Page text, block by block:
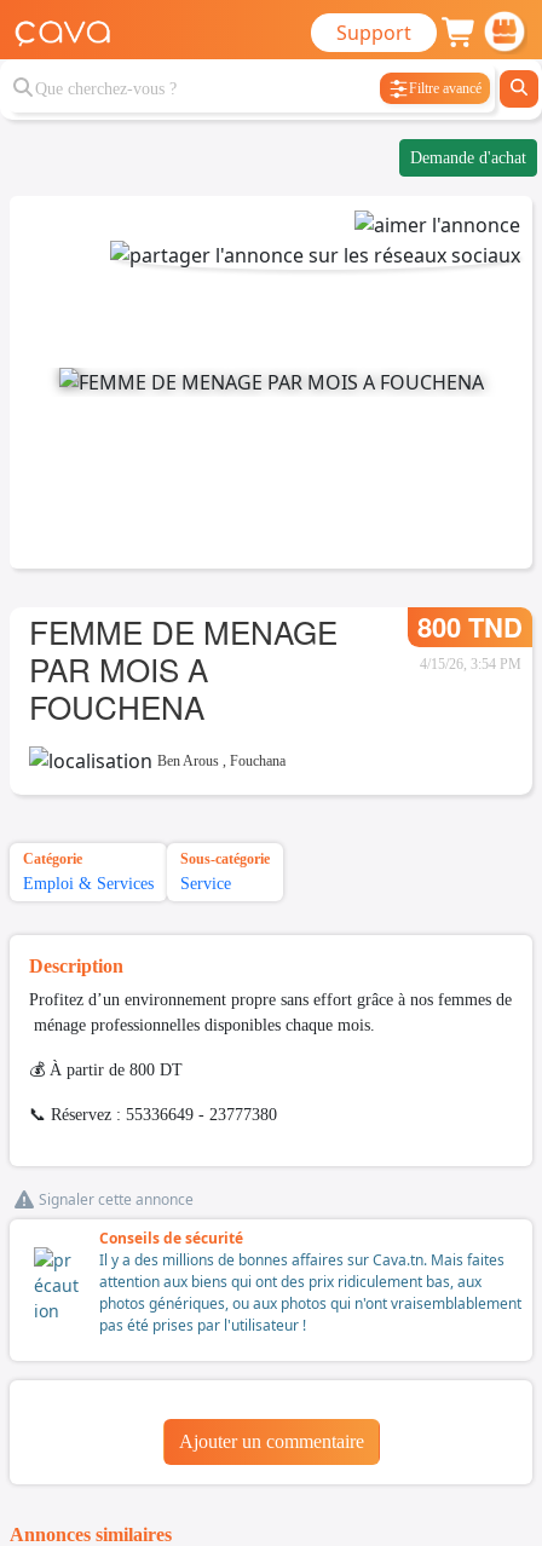
Support
Filtre avancé
Demande d'achat
FEMME DE MENAGE
PAR MOIS A
FOUCHENA
800 TND
4/15/26, 3:54 PM
Ben Arous , Fouchana
Catégorie
Emploi & Services
Sous-catégorie
Service
Description
Profitez d’un environnement propre sans effort grâce à nos femmes de
ménage professionnelles disponibles chaque mois.
💰 À partir de 800 DT
📞 Réservez : 55336649 - 23777380
Signaler cette annonce
Conseils de sécurité
Il y a des millions de bonnes affaires sur Cava.tn. Mais faites
attention aux biens qui ont des prix ridiculement bas, aux
photos génériques, ou aux photos qui n'ont vraisemblablement
pas été prises par l'utilisateur !
Ajouter un commentaire
Annonces similaires